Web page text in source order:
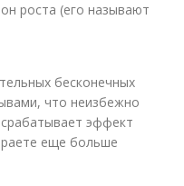
роста (его называют
бесконечных
что неизбежно
эффект
еще больше